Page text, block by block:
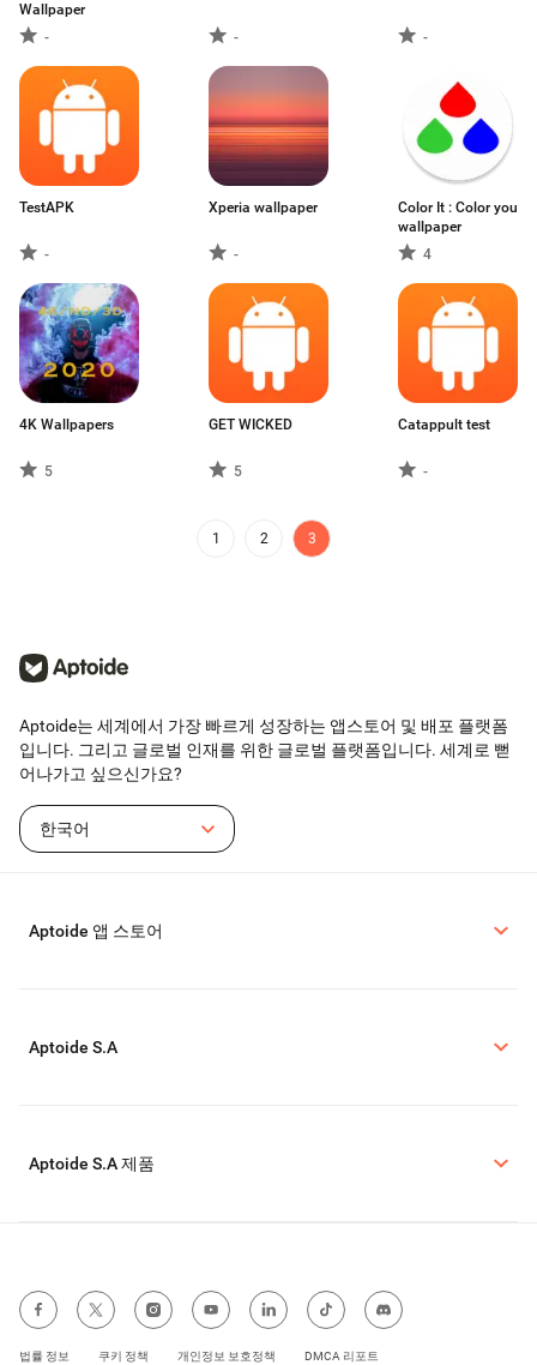
Wallpaper
-
- -
TestAPK
-
Xperia wallpaper
-
Color It : Color you
wallpaper
4
4K Wallpapers
5
GET WICKED
5
Catappult test
-
1 2 3
Aptoide는 세계에서 가장 빠르게 성장하는 앱스토어 및 배포 플랫폼
입니다. 그리고 글로벌 인재를 위한 글로벌 플랫폼입니다. 세계로 뻗
어나가고 싶으신가요?
한국어
Aptoide 앱 스토어
Aptoide S.A
Aptoide S.A 제품
법률 정보 쿠키 정책 개인정보 보호정책 DMCA 리포트